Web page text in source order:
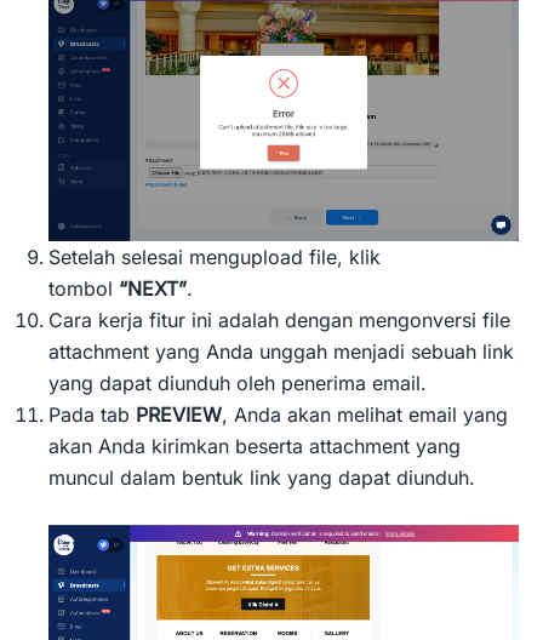
Setelah selesai mengupload file, klik
tombol “NEXT”.
Cara kerja fitur ini adalah dengan mengonversi file
attachment yang Anda unggah menjadi sebuah link
yang dapat diunduh oleh penerima email.
Pada tab PREVIEW, Anda akan melihat email yang
akan Anda kirimkan beserta attachment yang
muncul dalam bentuk link yang dapat diunduh.